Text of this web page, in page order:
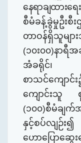
နေရာချထားရ
စီမံခန့်ခွဲမှုဦးစီ
တာဝန်ရှိသူမျ
(၁၀း၀၀)နာရီ
အံခရိုင်၊
စာသင်ကျောင်
ကျောင်းသူ စု
(၁၀၀)စီမံချ
နှင့်စပ်လျဉ်း၍
ဟောပြောဆွေး